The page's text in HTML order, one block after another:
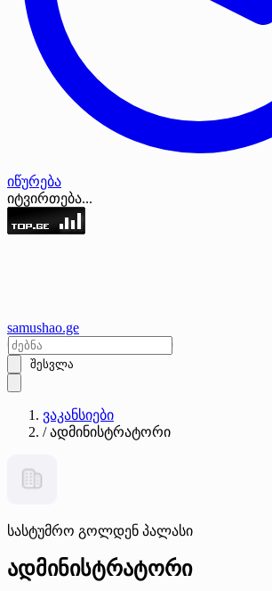
იწურება
იტვირთება...
samushao.ge
შესვლა
ვაკანსიები
/ ადმინისტრატორი
სასტუმრო გოლდენ პალასი
ადმინისტრატორი